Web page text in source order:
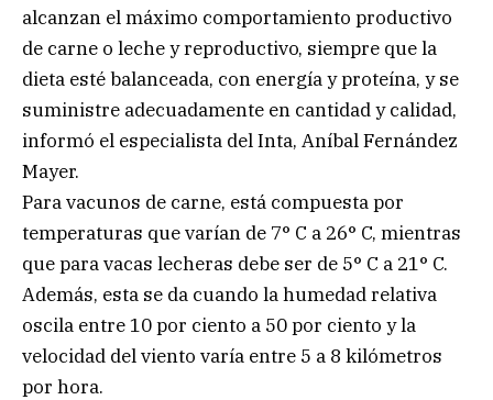
alcanzan el máximo comportamiento productivo
de carne o leche y reproductivo, siempre que la
dieta esté balanceada, con energía y proteína, y se
suministre adecuadamente en cantidad y calidad,
informó el especialista del Inta, Aníbal Fernández
Mayer.
Para vacunos de carne, está compuesta por
temperaturas que varían de 7° C a 26° C, mientras
que para vacas lecheras debe ser de 5° C a 21° C.
Además, esta se da cuando la humedad relativa
oscila entre 10 por ciento a 50 por ciento y la
velocidad del viento varía entre 5 a 8 kilómetros
por hora.